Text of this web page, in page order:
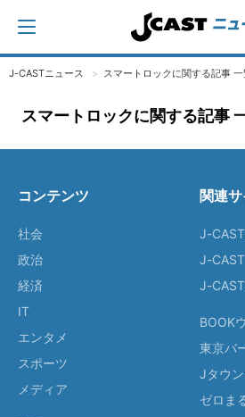
J-CASTニュース スマートロックに関する記事
スマートロックに関する記事
コンテンツ
社会
政治
経済
IT
エンタメ
スポーツ
メディア
関連サ
J-
J-
J-
BOOK
東京バ
Jタウ
ゼロま